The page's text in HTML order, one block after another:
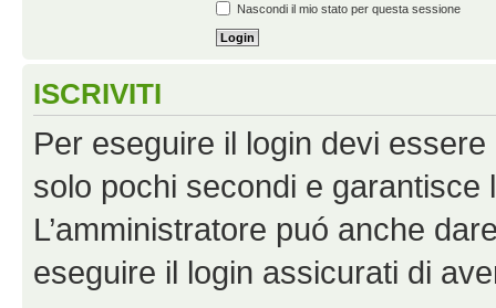
Nascondi il mio stato per questa sessione
ISCRIVITI
Per eseguire il login devi
solo pochi secondi e garantisce
L’amministratore puó anche
eseguire il login assicurati di